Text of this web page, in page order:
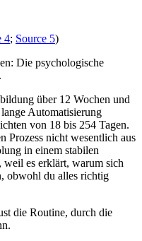
4; Source 5)
Die psychologische
über 12 Wochen und
Automatisierung
von 18 bis 254 Tagen.
Prozess nicht wesentlich aus
in einem stabilen
es erklärt, warum sich
obwohl du alles richtig
die Routine, durch die